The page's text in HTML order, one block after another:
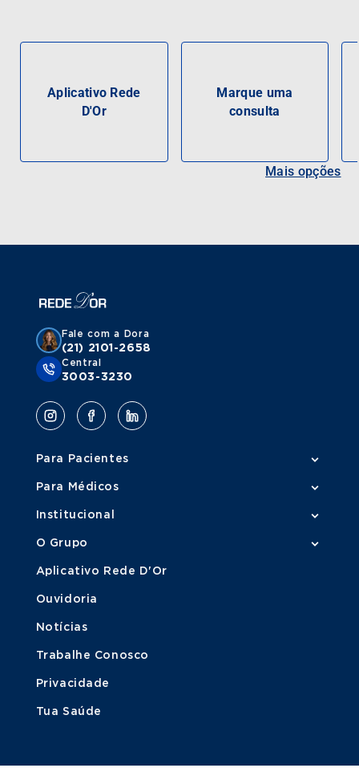
Aplicativo Rede
D'Or
Marque uma
consulta
Mais opções
Fale com a Dora
(21) 2101-2658
Central
3003-3230
Para Pacientes
Para Médicos
Institucional
O Grupo
Aplicativo Rede D'Or
Ouvidoria
Notícias
Trabalhe Conosco
Privacidade
Tua Saúde